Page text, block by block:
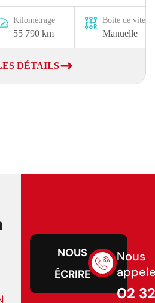
Kilométrage
55 790 km
Boite de vitesse
Manuelle
DÉTAILS
NOUS
ÉCRIRE
Nous
02 32